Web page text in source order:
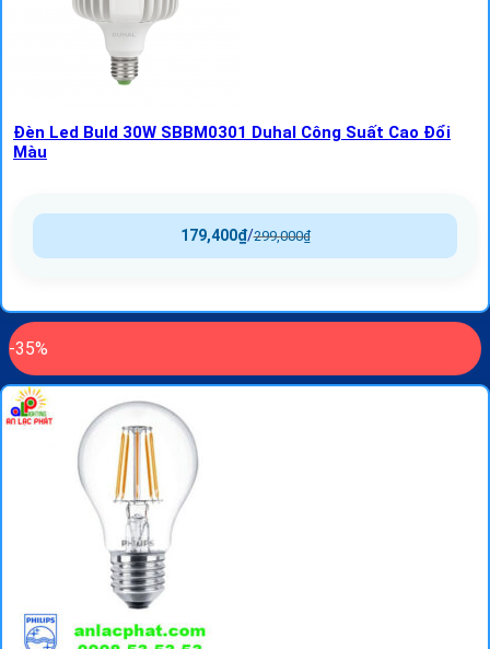
Đèn Led Buld 30W SBBM0301 Duhal Công Suất Cao Đổi
Màu
299,000₫
/
179,400₫
-35%